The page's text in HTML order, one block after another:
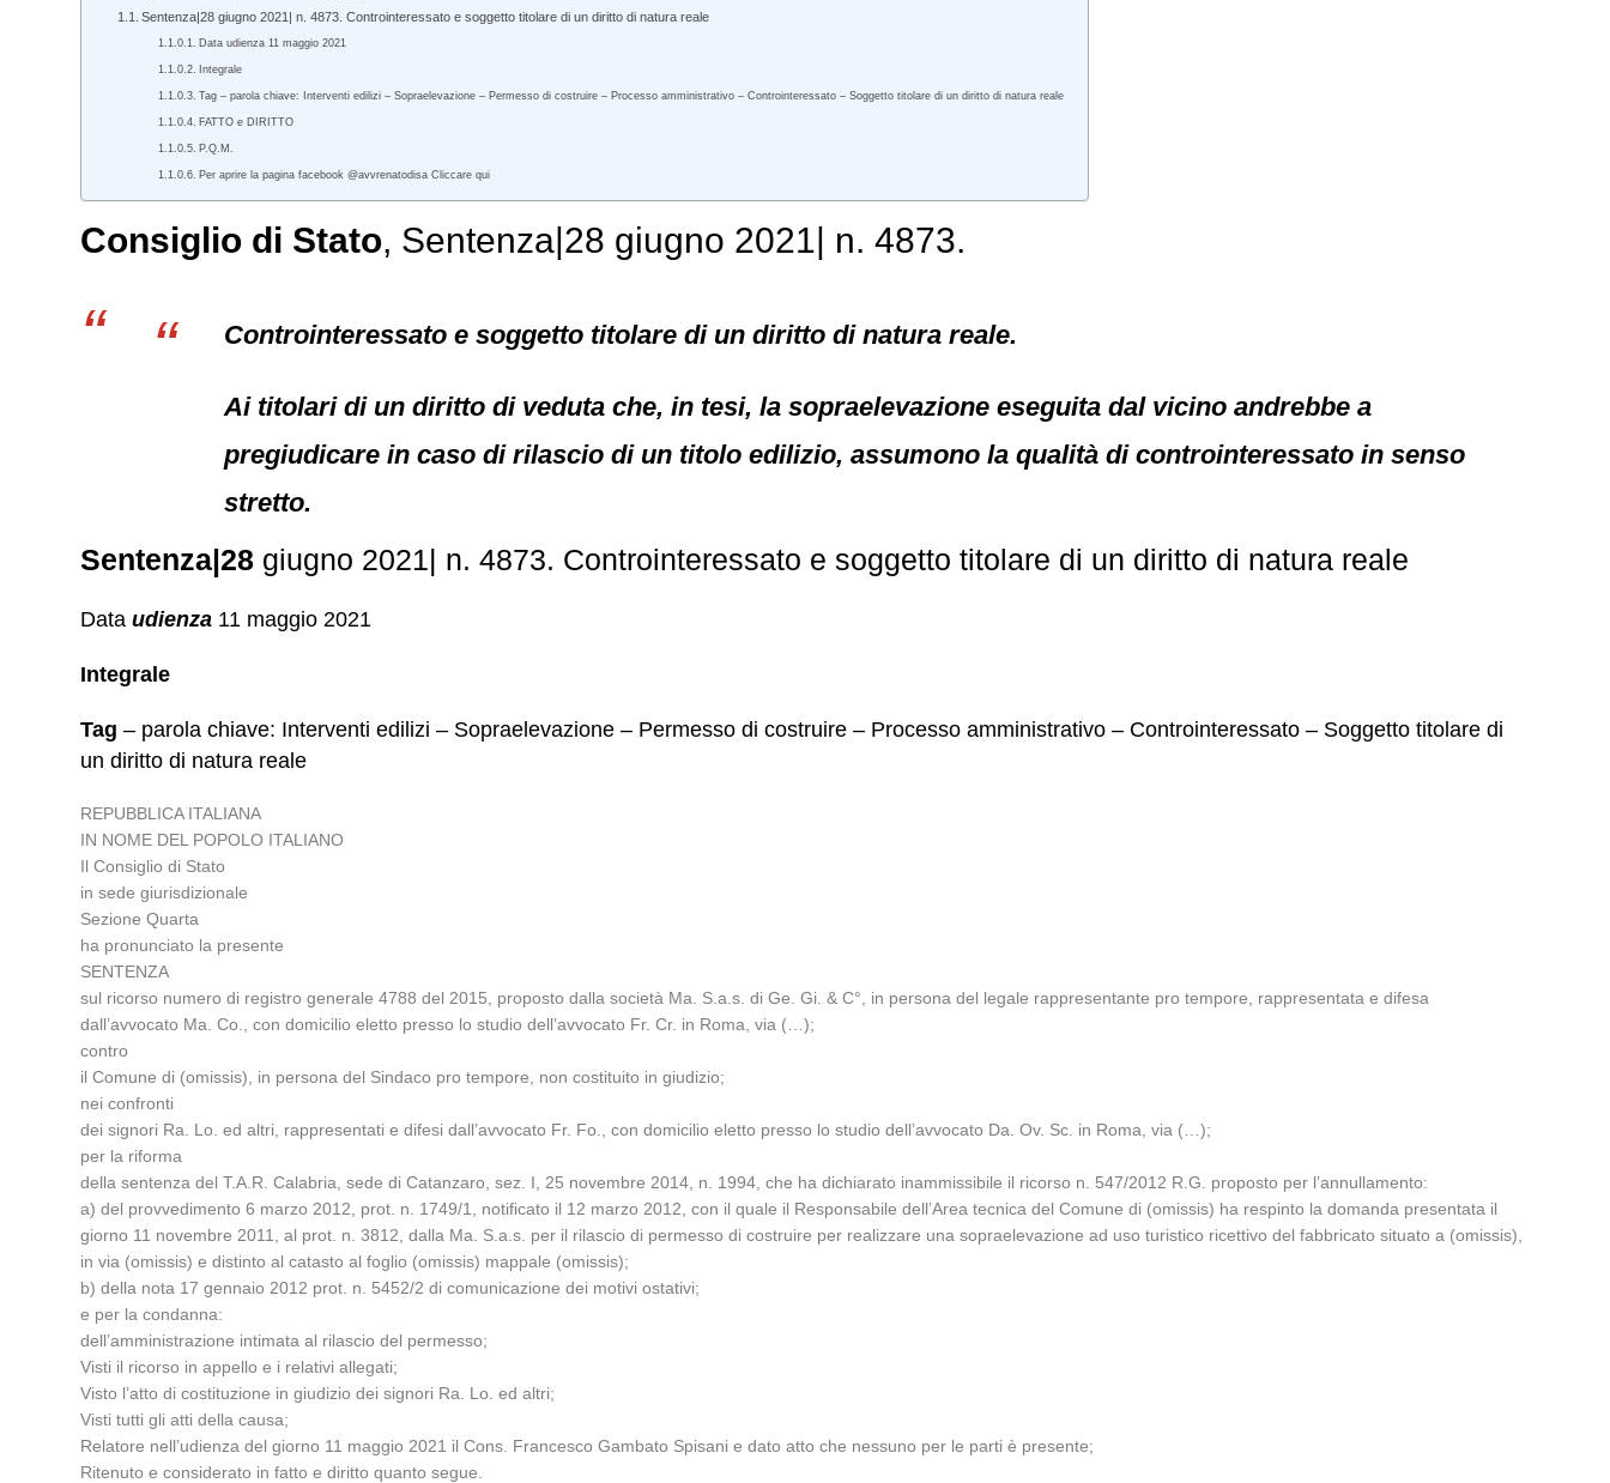
Sentenza|28 giugno 2021| n. 4873. Controinteressato e soggetto titolare di un diritto di natura reale
Data udienza 11 maggio 2021
Integrale
Tag – parola chiave: Interventi edilizi – Sopraelevazione – Permesso di costruire – Processo amministrativo – Controinteressato – Soggetto titolare di un diritto di natura reale
FATTO e DIRITTO
P.Q.M.
Per aprire la pagina facebook @avvrenatodisa Cliccare qui
Consiglio di Stato, Sentenza|28 giugno 2021| n. 4873.
Controinteressato e soggetto titolare di un diritto di natura reale.
Ai titolari di un diritto di veduta che, in tesi, la sopraelevazione eseguita dal vicino andrebbe a
pregiudicare in caso di rilascio di un titolo edilizio, assumono la qualità di controinteressato in senso
stretto.
Sentenza|28 giugno 2021| n. 4873. Controinteressato e soggetto titolare di un diritto di natura reale
Dataudienza 11 maggio 2021
Integrale
Tag – parola chiave: Interventi edilizi – Sopraelevazione – Permesso di costruire – Processo amministrativo – Controinteressato – Soggetto titolare di
un diritto di natura reale
REPUBBLICA ITALIANA
IN NOME DEL POPOLO ITALIANO
Il Consiglio di Stato
in sede giurisdizionale
Sezione Quarta
ha pronunciato la presente
SENTENZA
sul ricorso numero di registro generale 4788 del 2015, proposto dalla società Ma. S.a.s. di Ge. Gi. & C°, in persona del legale rappresentante pro tempore, rappresentata e difesa
dall’avvocato Ma. Co., con domicilio eletto presso lo studio dell’avvocato Fr. Cr. in Roma, via (…);
contro
il Comune di (omissis), in persona del Sindaco pro tempore, non costituito in giudizio;
nei confronti
dei signori Ra. Lo. ed altri, rappresentati e difesi dall’avvocato Fr. Fo., con domicilio eletto presso lo studio dell’avvocato Da. Ov. Sc. in Roma, via (…);
per la riforma
della sentenza del T.A.R. Calabria, sede di Catanzaro, sez. I, 25 novembre 2014, n. 1994, che ha dichiarato inammissibile il ricorso n. 547/2012 R.G. proposto per l’annullamento:
a) del provvedimento 6 marzo 2012, prot. n. 1749/1, notificato il 12 marzo 2012, con il quale il Responsabile dell’Area tecnica del Comune di (omissis) ha respinto la domanda presentata il
giorno 11 novembre 2011, al prot. n. 3812, dalla Ma. S.a.s. per il rilascio di permesso di costruire per realizzare una sopraelevazione ad uso turistico ricettivo del fabbricato situato a (omissis),
in via (omissis) e distinto al catasto al foglio (omissis) mappale (omissis);
b) della nota 17 gennaio 2012 prot. n. 5452/2 di comunicazione dei motivi ostativi;
e per la condanna:
dell’amministrazione intimata al rilascio del permesso;
Visti il ricorso in appello e i relativi allegati;
Visto l’atto di costituzione in giudizio dei signori Ra. Lo. ed altri;
Visti tutti gli atti della causa;
Relatore nell’udienza del giorno 11 maggio 2021 il Cons. Francesco Gambato Spisani e dato atto che nessuno per le parti è presente;
Ritenuto e considerato in fatto e diritto quanto segue.